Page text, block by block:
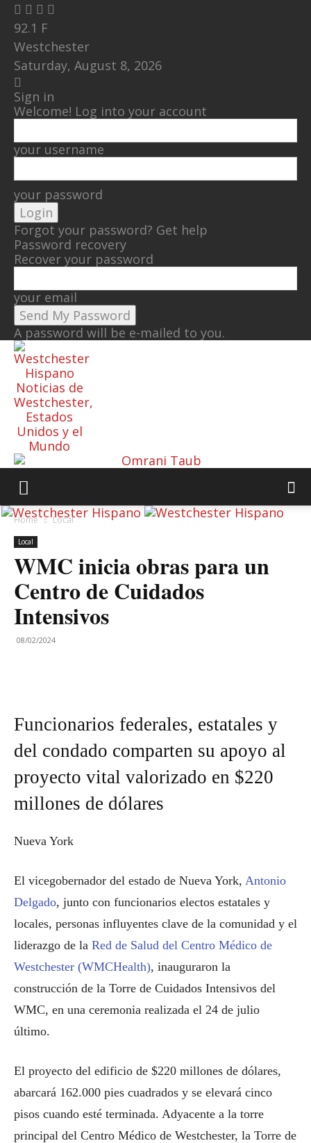
92.1 F
Westchester
Saturday, August 8, 2026
Sign in
Welcome! Log into your account
your username
your password
Forgot your password? Get help
Password recovery
Recover your password
your email
A password will be e-mailed to you.
Noticias de
Westchester,
Estados
Unidos y el
Mundo
Home Local
Local
WMC inicia obras para un
Centro de Cuidados
Intensivos
08/02/2024
Funcionarios federales, estatales y
del condado comparten su apoyo al
proyecto vital valorizado en $220
millones de dólares
Nueva York
El vicegobernador del estado de Nueva York, Antonio
Delgado, junto con funcionarios electos estatales y
locales, personas influyentes clave de la comunidad y el
liderazgo de la Red de Salud del Centro Médico de
Westchester (WMCHealth), inauguraron la
construcción de la Torre de Cuidados Intensivos del
WMC, en una ceremonia realizada el 24 de julio
último.
El proyecto del edificio de $220 millones de dólares,
abarcará 162.000 pies cuadrados y se elevará cinco
pisos cuando esté terminada. Adyacente a la torre
principal del Centro Médico de Westchester, la Torre de